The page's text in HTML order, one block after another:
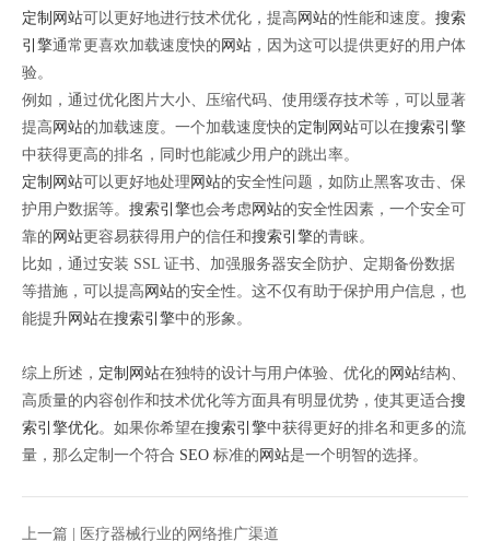
定制网站可以更好地进行技术优化，提高 网站的性能和速度。 搜索
引擎通常更喜欢加载速度快的 网站 ，因为这可以提供更好的用户体
验。
例如，通过优化图片大小、压缩代码、使用缓存技术等，可以显著
提高 网站的加载速度。一个加载速度快的定制网站可以在搜索引擎
中获得更高的排名，同时也能减少用户的跳出率。
定制网站可以更好地处理 网站的安全性问题，如防止黑客攻击、保
护用户数据等。 搜索引擎也会考虑网站的安全性因素，一个安全可
靠的 网站更容易获得用户的信任和搜索引擎的青睐。
比如，通过安装 SSL 证书、加强服务器安全防护、定期备份数据
等措施，可以提高 网站的安全性。这不仅有助于保护用户信息，也
能提升网站在搜索引擎中的形象。
综上所述， 定制网站在独特的设计与用户体验、优化的 网站结构、
高质量的内容创作和技术优化等方面具有明显优势，使其更适合搜
索引擎优化。如果你希望在搜索引擎中获得更好的排名和更多的流
量，那么定制一个符合 SEO 标准的 网站是一个明智的选择。
上一篇 | 医疗器械行业的网络推广渠道